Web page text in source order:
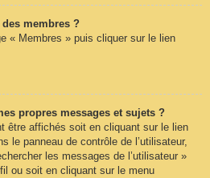
membres ?
« Membres » puis cliquer sur le lien
propres messages et sujets ?
être affichés soit en cliquant sur le lien
le panneau de contrôle de l’utilisateur,
les messages de l’utilisateur »
ou soit en cliquant sur le menu